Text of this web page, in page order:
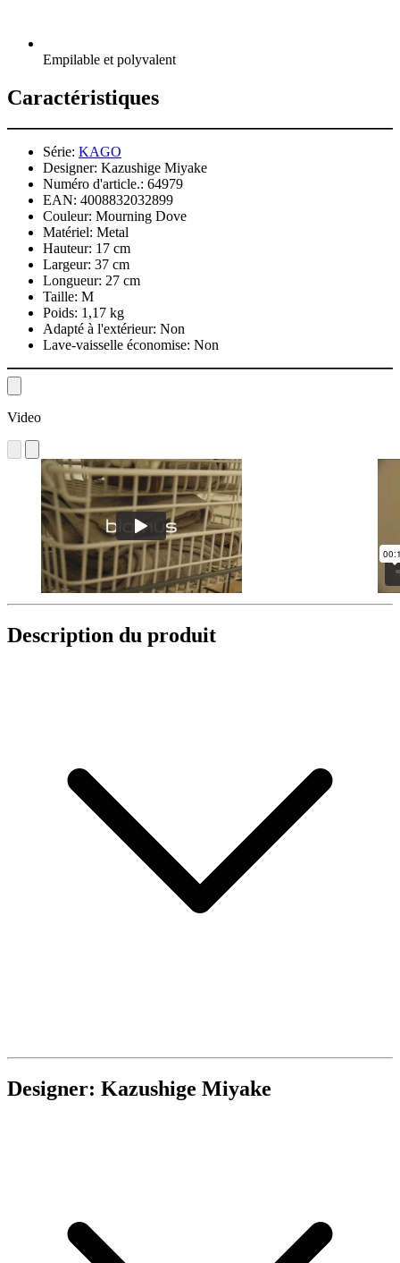
Empilable et polyvalent
Caractéristiques
Série: KAGO
Designer: Kazushige Miyake
Numéro d'article.: 64979
EAN: 4008832032899
Couleur: Mourning Dove
Matériel: Metal
Hauteur: 17 cm
Largeur: 37 cm
Longueur: 27 cm
Taille: M
Poids: 1,17 kg
Adapté à l'extérieur: Non
Lave-vaisselle économise: Non
Video
Description du produit
Designer: Kazushige Miyake